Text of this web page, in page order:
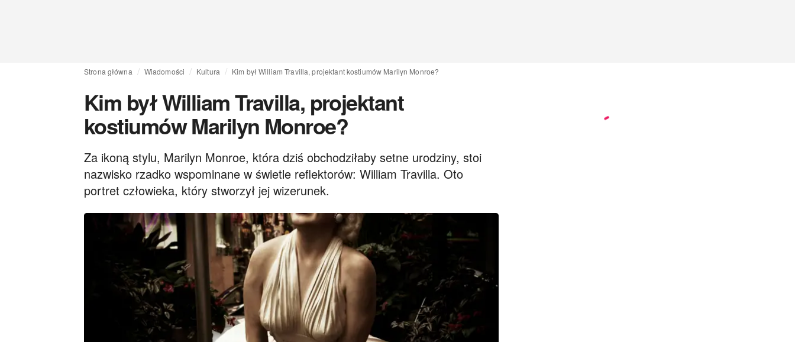
Strona główna Wiadomości Kultura Kim był William Travilla, projektant kostiumów Marilyn Monroe?
Kim był William Travilla, projektant
kostiumów Marilyn Monroe?
Za ikoną stylu, Marilyn Monroe, która dziś obchodziłaby setne urodziny, stoi
nazwisko rzadko wspominane w świetle reflektorów: William Travilla. Oto
portret człowieka, który stworzył jej wizerunek.